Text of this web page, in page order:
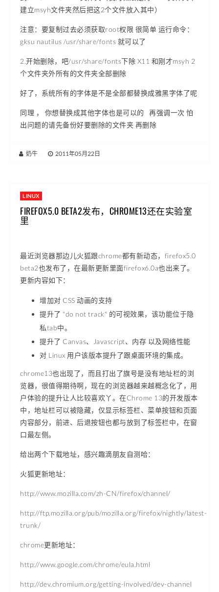
建立msyh文件夹然后把这2个文件放入其中）
注意：要复制过去必须获取root权限 很简单 运行命令：
gksu nautilus /usr/share/fonts 就可以了
2.开始删除，吧/usr/share/fonts下除 X11 和刚才msyh 2
个文件夹外所有的文件夹全部删除
好了，系统所有的字体是不是全部都替换成雅黑字体了呢
同理 ， 你想替换成其他字体也是可以的 再强调一次 怕
出问题的请先备份好要删除的文件夹 再删除
奶牛 2011年05月22日
LINUX
FIREFOX5.0 BETA2发布，CHROME13还在实验室
里
最近浏览器那边儿火狐跟chrome都有新动态，firefox5.0
beta2也发布了，在最新更新里面firefox6.0a也出来了。
更新内容如下：
增加对 CSS 动画的支持
提升了 "do not track" 的可视效果，该功能位于隐
私tab中。
提升了 Canvas、Javascript、内存 以及网络性能
对 Linux 用户该版本提升了跟桌面环境的集成。
chrome13也出现了，而且打出了旗号是没有地址栏的浏
览器，很值得期待啊，现在的浏览器越来越概念化了，用
户体验的提升让人比较喜欢丫。在Chrome 13的开发版本
中，地址栏可以被隐藏，仅显示标签栏、菜单按钮和页面
内容部分，前进、后退按钮也都与放到了标签栏中，在窗
口最左侧。
给出两个下载地址，感兴趣滴朋友自测哈：
火狐更新地址：
http://www.mozilla.com/zh-CN/firefox/channel/
http://ftp.mozilla.org/pub/mozilla.org/firefox/nightly/latest-
trunk/
chrome更新地址：
http://www.google.com/chrome/eula.html
http://dev.chromium.org/getting-involved/dev-channel